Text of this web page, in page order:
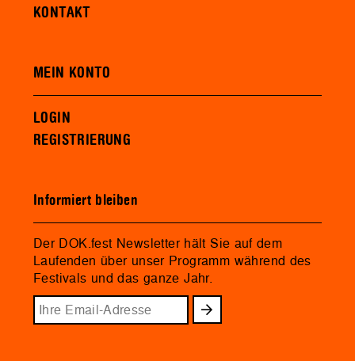
KONTAKT
MEIN KONTO
LOGIN
REGISTRIERUNG
Informiert bleiben
Der DOK.fest Newsletter hält Sie auf dem
Laufenden über unser Programm während des
Festivals und das ganze Jahr.